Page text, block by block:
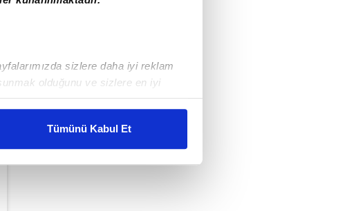
sizlere daha iyi reklam
olduğunu ve sizlere en iyi
maliyetlerimizi karşılamak
reklamlar gösterilmeyecektir."
ait çerezler kullanılmaktadır. Bu
hizmetlerinin sunulması
Tümünü Kabul Et